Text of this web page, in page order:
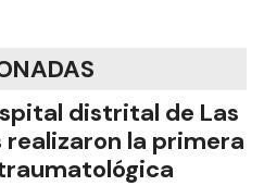
distrital de Las
realizaron la primera